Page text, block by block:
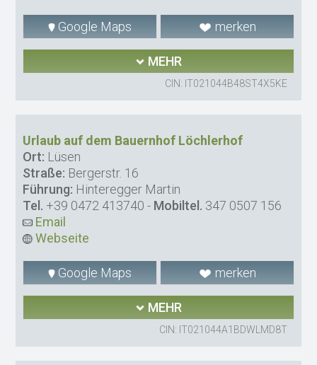
Google Maps merken
MEHR
CIN: IT021044B48ST4X5KE
Urlaub auf dem Bauernhof Löchlerhof
Ort: Lüsen
Straße: Bergerstr. 16
Führung: Hinteregger Martin
Tel. +39 0472 413740 - Mobiltel. 347 0507 156
Email
Webseite
Google Maps merken
MEHR
CIN: IT021044A1BDWLMD8T